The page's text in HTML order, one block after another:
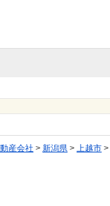
産会社 > 新潟県 > 上越市 >